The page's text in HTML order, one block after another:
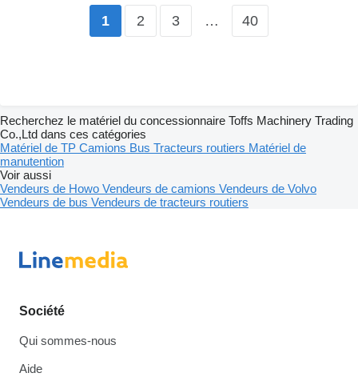
1 2 3 … 40
Recherchez le matériel du concessionnaire Toffs Machinery Trading
Co.,Ltd dans ces catégories
Matériel de TP Camions Bus Tracteurs routiers Matériel de
manutention
Voir aussi
Vendeurs de Howo Vendeurs de camions Vendeurs de Volvo
Vendeurs de bus Vendeurs de tracteurs routiers
Société
Qui sommes-nous
Aide